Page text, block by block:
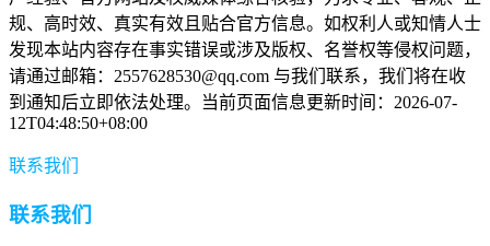
规、高时效、真实有效且贴合官方信息。如权利人或知情人士
发现本站内容存在事实错误或涉及版权、名誉权等侵权问题，
请通过邮箱：2557628530@qq.com 与我们联系，我们将在收
到通知后立即依法处理。当前页面信息更新时间：2026-07-
12T04:48:50+08:00
联系我们
联系我们